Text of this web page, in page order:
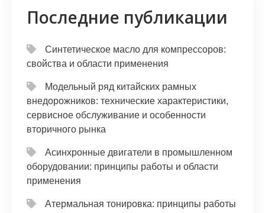
Последние публикации
Синтетическое масло для компрессоров:
свойства и области применения
Модельный ряд китайских рамных
внедорожников: технические характеристики,
сервисное обслуживание и особенности
вторичного рынка
Асинхронные двигатели в промышленном
оборудовании: принципы работы и области
применения
Атермальная тонировка: принципы работы